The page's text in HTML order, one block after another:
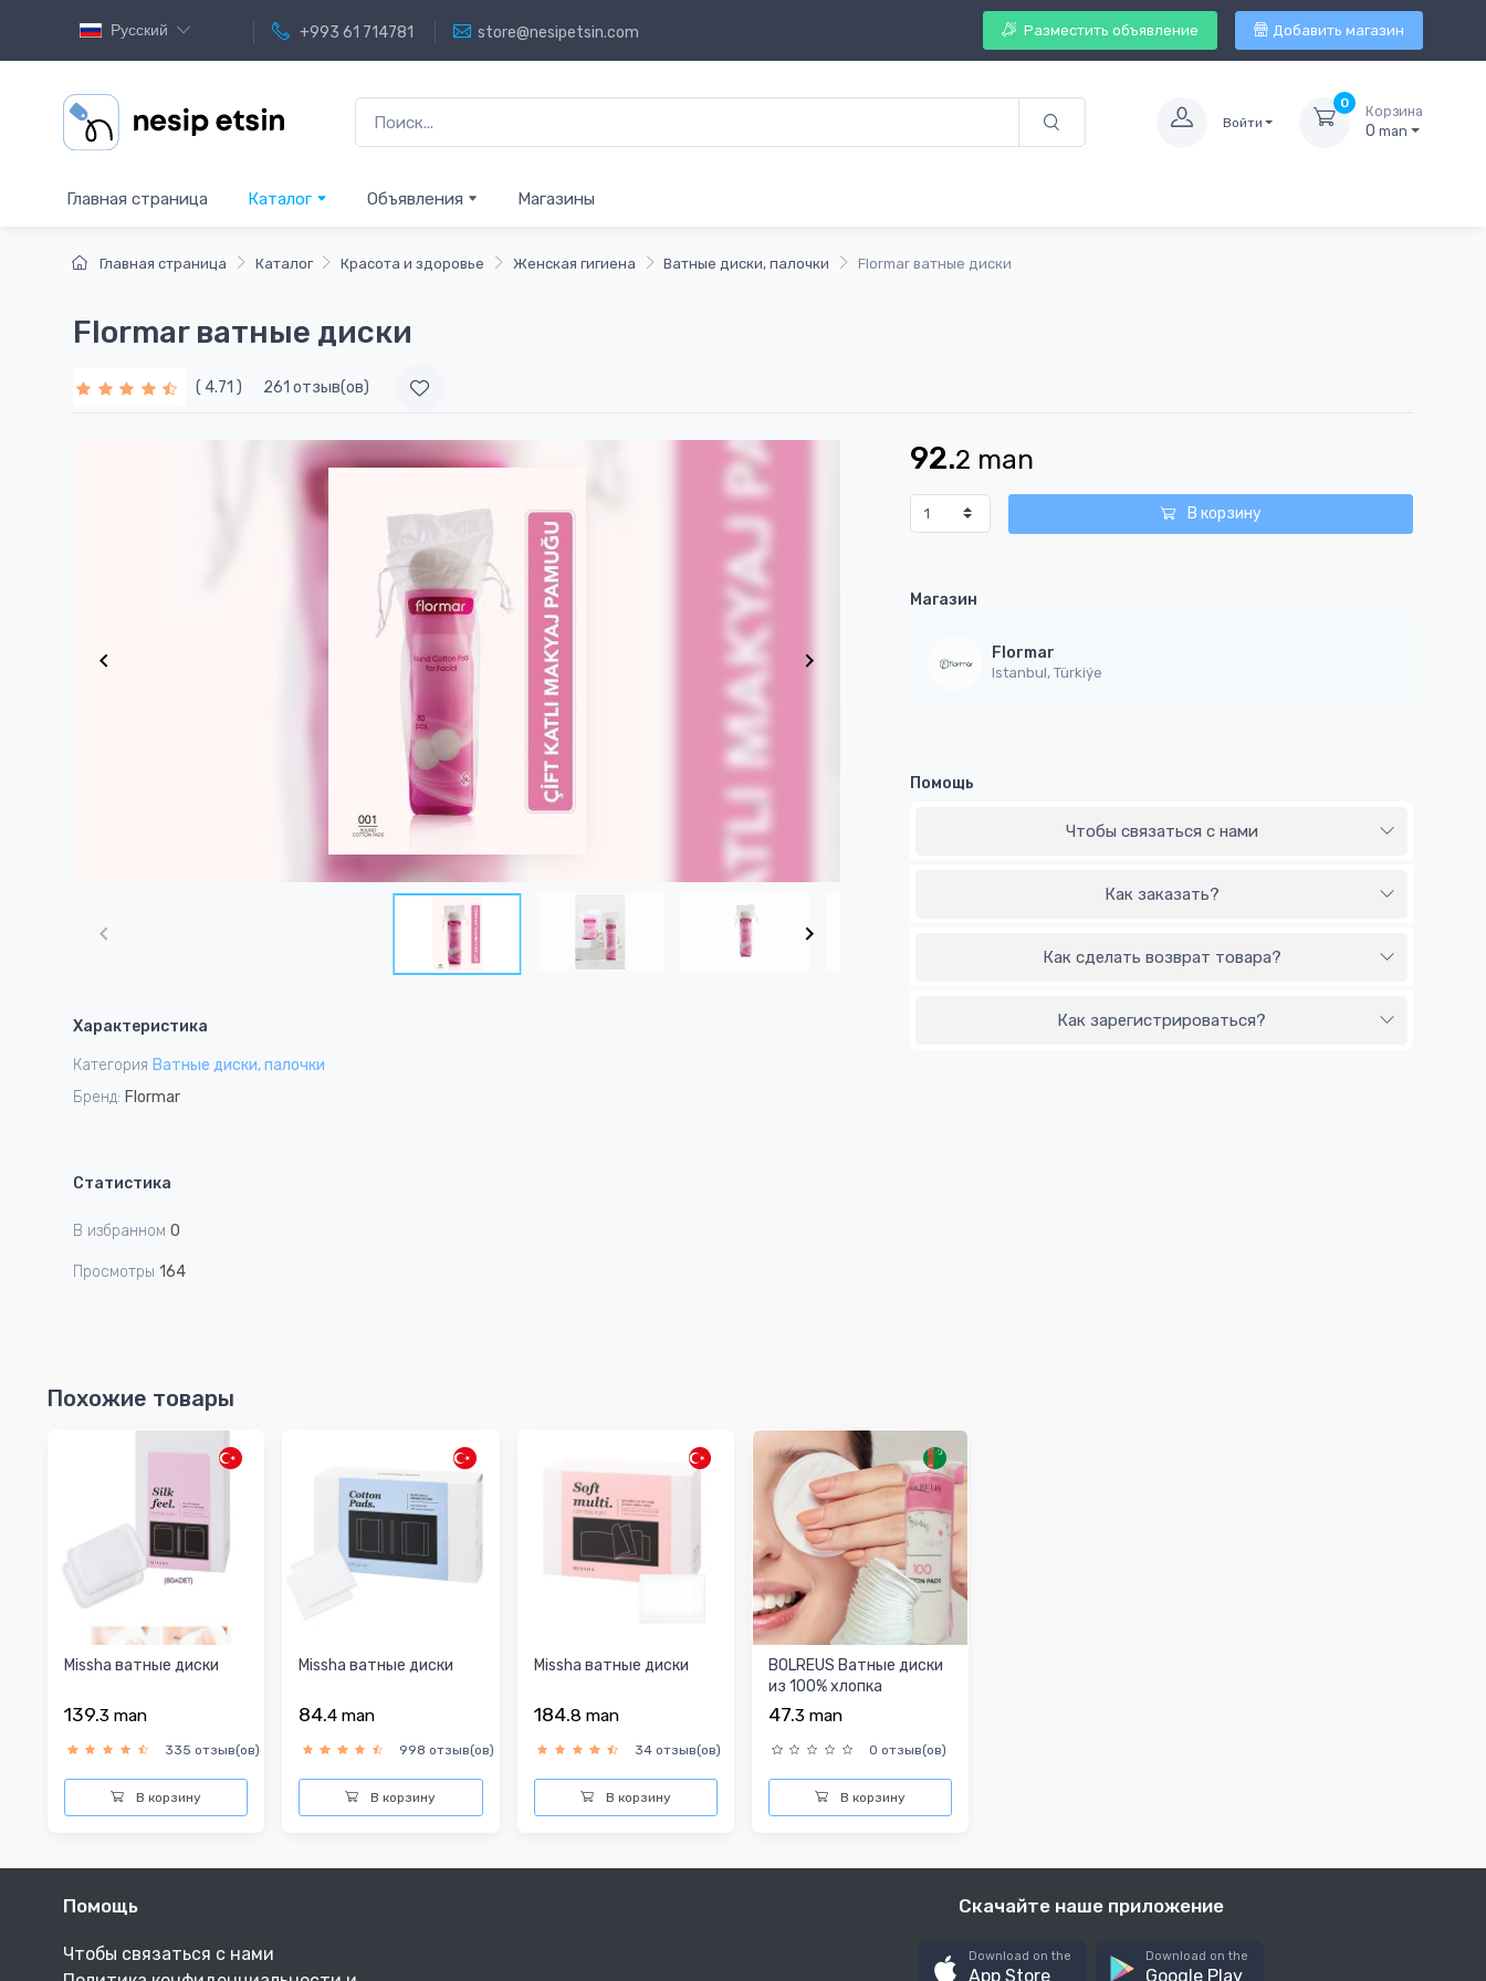
Русский +993 61 714781 store@nesipetsin.com Разместить объявление Добавить магазин
Войти
0
Корзина
0 man
Главная страница Каталог Объявления Магазины
Главная страница Каталог Красота и здоровье Женская гигиена Ватные диски, палочки Flormar ватные диски
Flormar ватные диски
( 4.71 ) 261 отзыв(ов)
4
Характеристика
Категория Ватные диски, палочки
Бренд: Flormar
Статистика
В избранном 0
Просмотры 164
92.2 man
В корзину
Магазин
Flormar
Istanbul, Türkiýe
Помощь
Чтобы связаться с нами
Как заказать?
Как сделать возврат товара?
Как зарегистрироваться?
Похожие товары
Missha ватные диски
139.3 man
335 отзыв(ов)
В корзину
Missha ватные диски
84.4 man
998 отзыв(ов)
В корзину
Missha ватные диски
184.8 man
34 отзыв(ов)
В корзину
BOLREUS Ватные диски
из 100% хлопка
47.3 man
0 отзыв(ов)
В корзину
Помощь
Чтобы связаться с нами
Скачайте наше приложение
Download on the
App Store
Download on the
Google Play